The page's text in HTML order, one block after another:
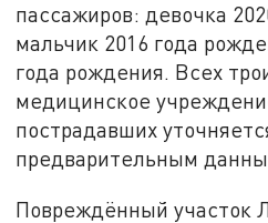
пассажиров: девочка
мальчик 2016 года
года рождения. Всех
медицинское
пострадавших
предварительным
Повреждённый участок